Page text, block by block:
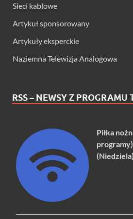
Sieci kablowe
Artykuł sponsorowany
Artykuły eksperckie
Naziemna Telewizja Analogowa
RSS – NEWSY Z PROGRAMU
Piłka